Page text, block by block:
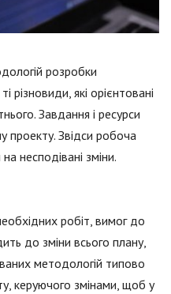
розробки
різновиди, які орієнтовані
Завдання і ресурси
проекту. Звідси робоча
несподівані зміни.
робіт, вимог до
до зміни всього плану,
методологій типово
керуючого змінами, щоб у